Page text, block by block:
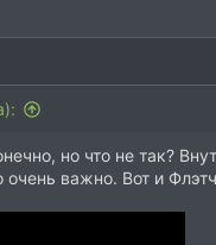
но что не так?
очень важно. Вот и